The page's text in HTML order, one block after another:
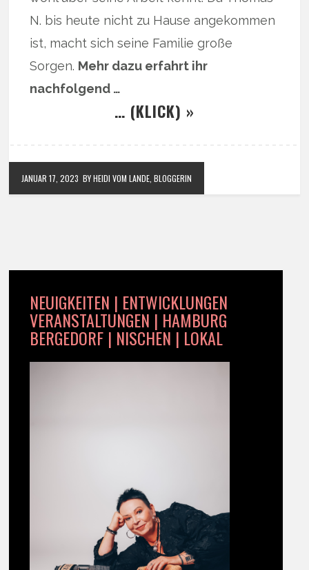
N. bis heute nicht zu Hause angekommen
ist, macht sich seine Familie große
Sorgen. Mehr dazu erfahrt ihr
nachfolgend …
… (KLICK) »
JANUAR 17, 2023 BY HEIDI VOM LANDE, BLOGGERIN
NEUIGKEITEN | ENTWICKLUNGEN
VERANSTALTUNGEN | HAMBURG
BERGEDORF | NISCHEN | LOKAL